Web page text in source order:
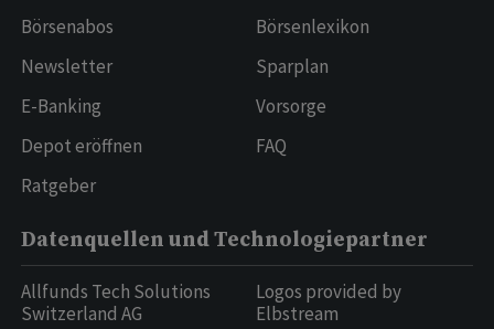
Börsenabos
Newsletter
E-Banking
Depot eröffnen
Ratgeber
Börsenlexikon
Sparplan
Vorsorge
FAQ
Datenquellen und Technologiepartner
Allfunds Tech Solutions
Switzerland AG
Logos provided by
Elbstream